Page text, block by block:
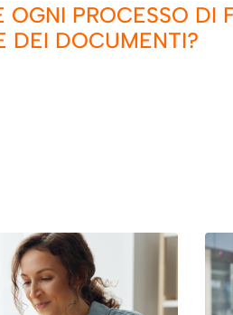
PROCESSO DI
DEI DOCUMENTI?